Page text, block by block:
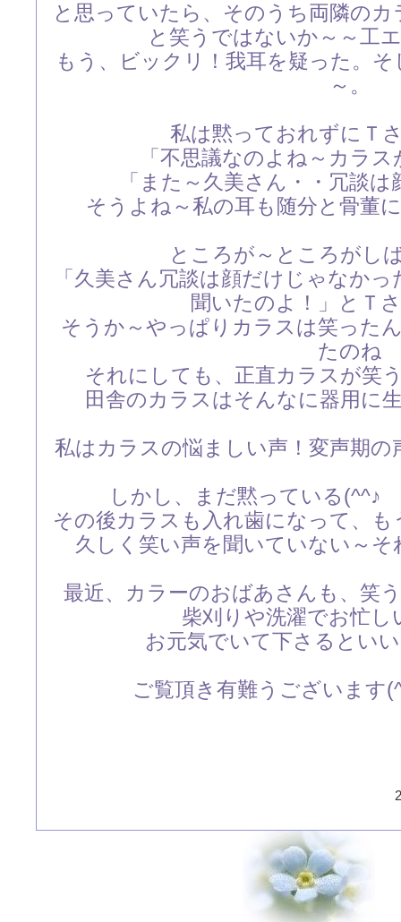
と思っていたら、そのうち両隣の
と笑うではないか～～工
もう、ビックリ！我耳を疑った。
～。
私は黙っておれずにＴ
「不思議なのよね～カラ
「また～久美さん・・冗談
そうよね～私の耳も随分と骨董
ところが～ところがし
「久美さん冗談は顔だけじゃなか
聞いたのよ！」とＴ
そうか～やっぱりカラスは笑った
たのね
それにしても、正直カラスが笑
田舎のカラスはそんなに器用に
私はカラスの悩ましい声！変声期
しかし、まだ黙っている
その後カラスも入れ歯になって、
久しく笑い声を聞いていない～
最近、カラーのおばあさんも、笑
柴刈りや洗濯でお忙し
お元気でいて下さるとい
ご覧頂き有難うございま